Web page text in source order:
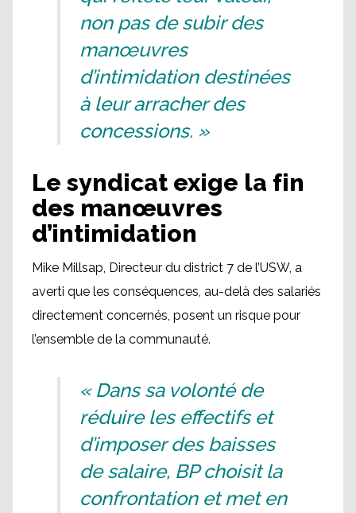
non pas de subir des
manœuvres
d’intimidation destinées
à leur arracher des
concessions. »
Le syndicat exige la fin
des manœuvres
d’intimidation
Mike Millsap, Directeur du district 7 de l’USW, a
averti que les conséquences, au-delà des salariés
directement concernés, posent un risque pour
l’ensemble de la communauté.
« Dans sa volonté de
réduire les effectifs et
d’imposer des baisses
de salaire, BP choisit la
confrontation et met en